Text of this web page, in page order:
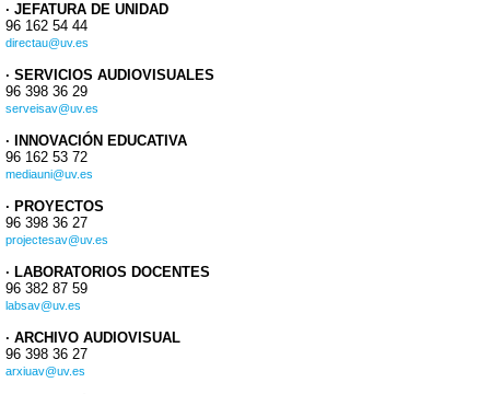
· JEFATURA DE UNIDAD
96 162 54 44
directau@uv.es
· SERVICIOS AUDIOVISUALES
96 398 36 29
serveisav@uv.es
· INNOVACIÓN EDUCATIVA
96 162 53 72
mediauni@uv.es
· PROYECTOS
96 398 36 27
projectesav@uv.es
· LABORATORIOS DOCENTES
96 382 87 59
labsav@uv.es
· ARCHIVO AUDIOVISUAL
96 398 36 27
arxiuav@uv.es